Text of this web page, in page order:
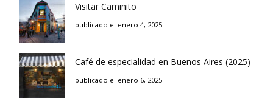
Visitar Caminito
publicado el enero 4, 2025
Café de especialidad en Buenos Aires (2025)
publicado el enero 6, 2025